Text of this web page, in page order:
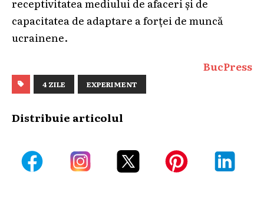
capacitatea de adaptare a forței de muncă
ucrainene.
BucPress
4 ZILE EXPERIMENT
Distribuie articolul